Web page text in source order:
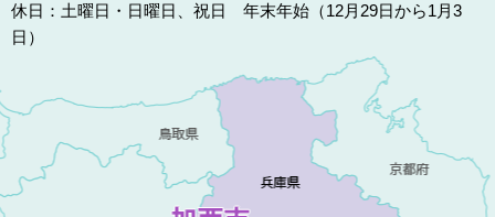
休日：土曜日・日曜日、祝日 年末年始（12月29日から1月3
日）